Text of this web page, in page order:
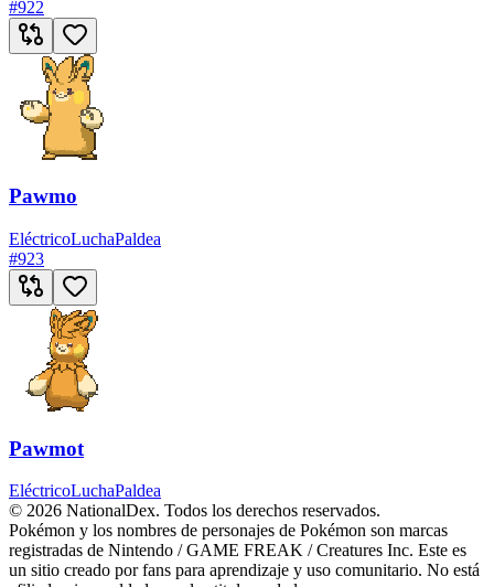
#922
Pawmo
EléctricoLuchaPaldea
#923
Pawmot
EléctricoLuchaPaldea
© 2026 NationalDex. Todos los derechos reservados.
Pokémon y los nombres de personajes de Pokémon son marcas
registradas de Nintendo / GAME FREAK / Creatures Inc. Este es
un sitio creado por fans para aprendizaje y uso comunitario. No está